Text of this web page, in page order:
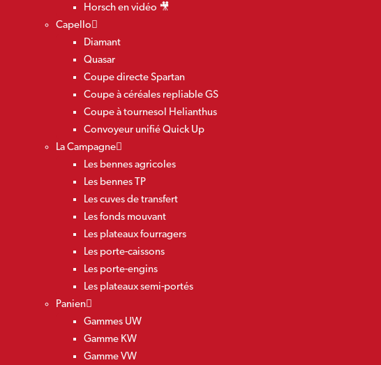
Horsch en vidéo 🎥
Capello
Diamant
Quasar
Coupe directe Spartan
Coupe à céréales repliable GS
Coupe à tournesol Helianthus
Convoyeur unifié Quick Up
La Campagne
Les bennes agricoles
Les bennes TP
Les cuves de transfert
Les fonds mouvant
Les plateaux fourragers
Les porte-caissons
Les porte-engins
Les plateaux semi-portés
Panien
Gammes UW
Gamme KW
Gamme VW